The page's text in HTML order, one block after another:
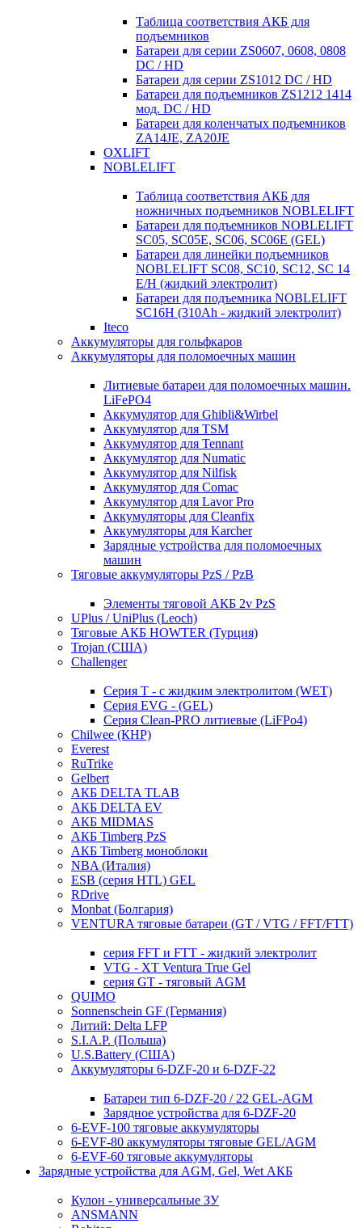
Таблица соответствия АКБ для
подъемников
Батареи для серии ZS0607, 0608, 0808
DC / HD
Батареи для серии ZS1012 DC / HD
Батареи для подъемников ZS1212 1414
мод. DC / HD
Батареи для коленчатых подъемников
ZA14JE, ZA20JE
OXLIFT
NOBLELIFT
Таблица соответствия АКБ для
ножничных подъемников NOBLELIFT
Батареи для подъемников NOBLELIFT
SC05, SC05E, SC06, SC06E (GEL)
Батареи для линейки подъемников
NOBLELIFT SC08, SC10, SC12, SC 14
E/H (жидкий электролит)
Батареи для подъемника NOBLELIFT
SC16H (310Ah - жидкий электролит)
Iteco
Аккумуляторы для гольфкаров
Аккумуляторы для поломоечных машин
Литиевые батареи для поломоечных машин.
LiFePO4
Аккумулятор для Ghibli&Wirbel
Аккумулятор для TSM
Аккумулятор для Tennant
Аккумулятор для Numatic
Аккумулятор для Nilfisk
Аккумулятор для Comac
Аккумулятор для Lavor Pro
Аккумуляторы для Cleanfix
Аккумуляторы для Karcher
Зарядные устройства для поломоечных
машин
Тяговые аккумуляторы PzS / PzB
Элементы тяговой АКБ 2v PzS
UPlus / UniPlus (Leoch)
Тяговые АКБ HOWTER (Турция)
Trojan (США)
Challenger
Серия T - с жидким электролитом (WET)
Серия EVG - (GEL)
Серия Clean-PRO литиевые (LiFPo4)
Chilwee (КНР)
Everest
RuTrike
Gelbert
АКБ DELTA TLAB
АКБ DELTA EV
АКБ MIDMAS
АКБ Timberg PzS
АКБ Timberg моноблоки
NBA (Италия)
ESB (серия HTL) GEL
RDrive
Monbat (Болгария)
VENTURA тяговые батареи (GT / VTG / FFT/FTT)
серия FFT и FTT - жидкий электролит
VTG - XT Ventura True Gel
серия GT - тяговый AGM
QUIMO
Sonnenschein GF (Германия)
Литий: Delta LFP
S.I.A.P. (Польша)
U.S.Battery (США)
Аккумуляторы 6-DZF-20 и 6-DZF-22
Батареи тип 6-DZF-20 / 22 GEL-AGM
Зарядное устройства для 6-DZF-20
6-EVF-100 тяговые аккумуляторы
6-EVF-80 аккумуляторы тяговые GEL/AGM
6-EVF-60 тяговые аккумуляторы
Зарядные устройства для AGM, Gel, Wet АКБ
Кулон - универсальные ЗУ
ANSMANN